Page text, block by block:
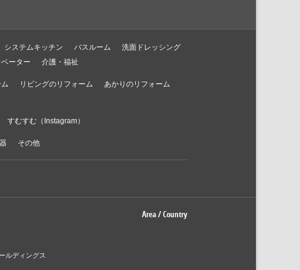
システムキッチン バスルーム
洗面ドレッシング
ーター 介護・福祉
リビングのリフォーム
あかりのリフォーム
すむすむ（Instagram）
その他
Area / Country
ルディングス